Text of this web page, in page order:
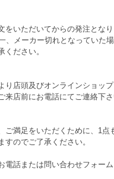
いただいてからの発注となり
、メーカー切れとなっていた
ださい。
店頭及びオンラインショッ
店前にお電話にてご連絡下さ
ご満足をいただくために、1
のでご了承ください。
話または問い合わせフォー